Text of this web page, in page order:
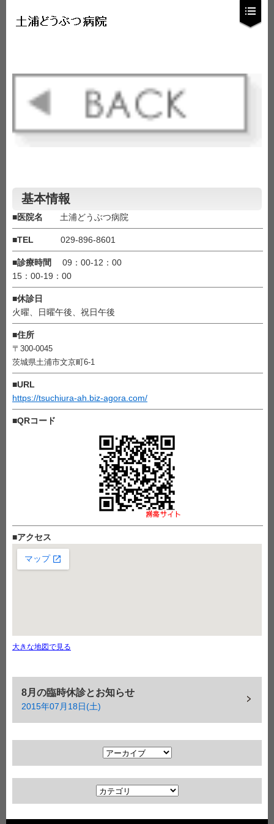
基本情報
■医院名 土浦どうぶつ病院
■TEL 029-896-8601
■診療時間
09：00-12：00
15：00-19：00
■休診日
火曜、日曜午後、祝日午後
■住所
〒300-0045
茨城県土浦市文京町6-1
■URL
https://tsuchiura-ah.biz-agora.com/
■QRコード
■アクセス
大きな地図で見る
8月の臨時休診とお知らせ
2015年07月18日(土)
ア
ー
カ
イ
ブ
カ
テ
ゴ